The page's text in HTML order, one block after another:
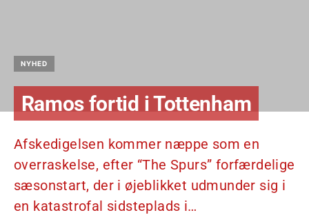
NYHED
Ramos fortid i Tottenham
Afskedigelsen kommer næppe som en
overraskelse, efter “The Spurs” forfærdelige
sæsonstart, der i øjeblikket udmunder sig i
en katastrofal sidsteplads i…